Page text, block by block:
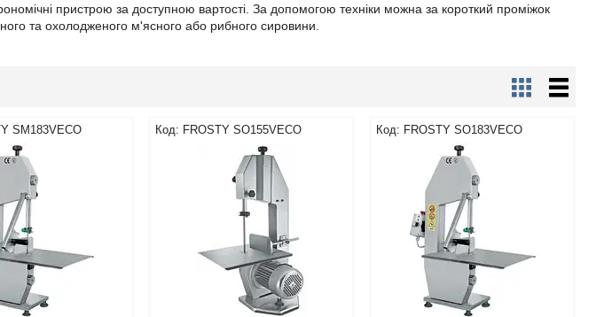
пристрою за доступною вартості. За допомогою техніки можна за короткий проміжок
та охолодженого м'ясного або рибного сировини.
SM183VECO FROSTY SO155VECO FROSTY SO183VECO